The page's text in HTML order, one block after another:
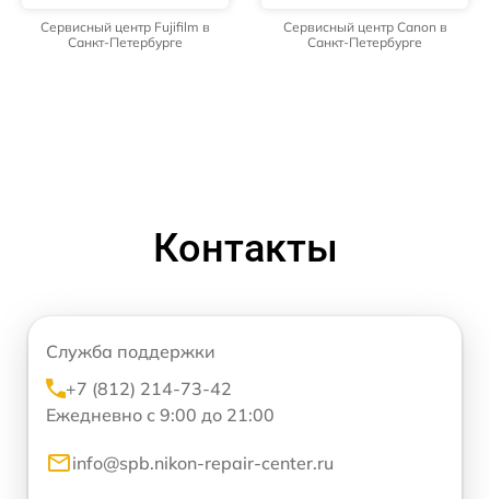
Сервисный центр Fujifilm в
Санкт-Петербурге
Сервисный центр Canon в
Санкт-Петербурге
Контакты
Служба поддержки
+7 (812) 214-73-42
Ежедневно с 9:00 до 21:00
info@spb.nikon-repair-center.ru